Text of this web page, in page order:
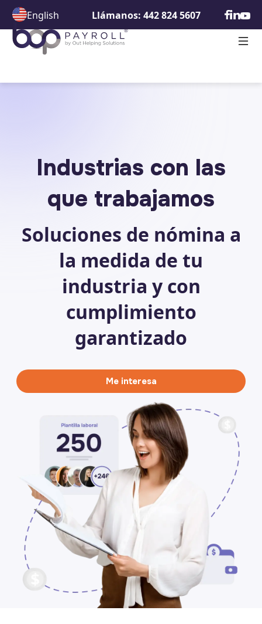
English Llámanos: 442 824 5607
Industrias con las
que trabajamos
Soluciones de nómina a
la medida de tu
industria y con
cumplimiento
garantizado
Me interesa